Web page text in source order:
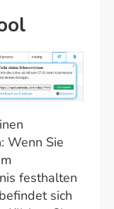
Wenn Sie
festhalten
sich